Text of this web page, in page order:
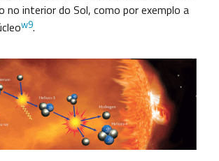
no interior do Sol, como por exemplo a
w9.